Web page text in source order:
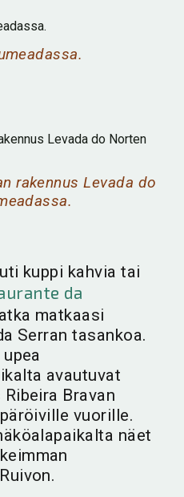
rakennus Levada do
kuppi kahvia tai
da
matkaasi
Serran tasankoa.
avautuvat
Bravan
vuorille.
näet